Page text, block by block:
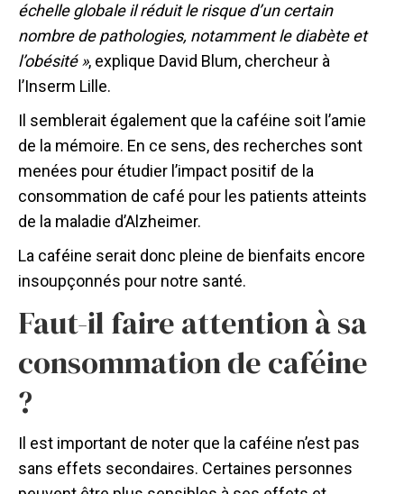
échelle globale il réduit le risque d’un certain
nombre de pathologies, notamment le diabète et
l’obésité », explique David Blum, chercheur à
l’Inserm Lille.
Il semblerait également que la caféine soit l’amie
de la mémoire. En ce sens, des recherches sont
menées pour étudier l’impact positif de la
consommation de café pour les patients atteints
de la maladie d’Alzheimer.
La caféine serait donc pleine de bienfaits encore
insoupçonnés pour notre santé.
Faut-il faire attention à sa
consommation de caféine
?
Il est important de noter que la caféine n’est pas
sans effets secondaires. Certaines personnes